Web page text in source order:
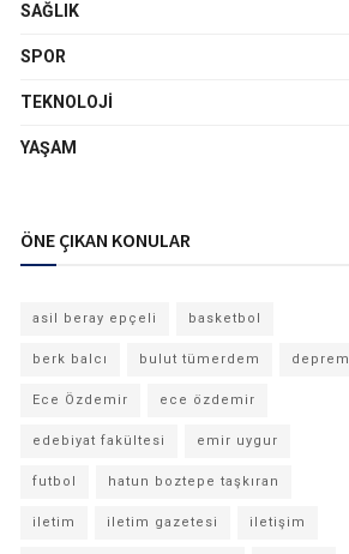
SAĞLIK
SPOR
TEKNOLOJI
YAŞAM
ÖNE ÇIKAN KONULAR
asil beray epçeli basketbol
berk balcı bulut tümerdem deprem
Ece Özdemir ece özdemir
edebiyat fakültesi emir uygur
futbol hatun boztepe taşkıran
iletim iletim gazetesi iletişim